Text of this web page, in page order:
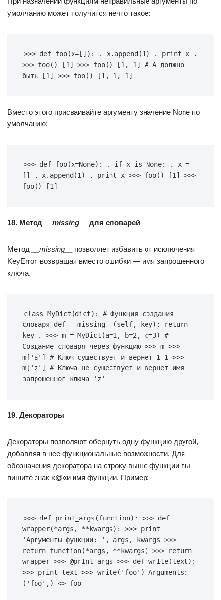
умолчанию может получится нечто такое:
>>> def foo(x=[]): . x.append(1) . print x .
>>> foo() [1] >>> foo() [1, 1] # А должно
быть [1] >>> foo() [1, 1, 1]
Вместо этого присваивайте аргументу значение None по
умолчанию:
>>> def foo(x=None): . if x is None: . x =
[] . x.append(1) . print x >>> foo() [1] >>>
foo() [1]
18. Метод __missing__ для словарей
Метод __missing__
позволяет избавить от исключения
KeyError, возвращая вместо ошибки — имя запрошенного
ключа.
class MyDict(dict): # Функция создания
словаря def __missing__(self, key): return
key . >>> m = MyDict(a=1, b=2, c=3) #
Создание словаря через функцию >>> m >>>
m['a'] # Ключ существует и вернет 1 1 >>>
m['z'] # Ключа не существует и вернет имя
запрошенног ключа 'z'
19. Декораторы
Декораторы позволяют обернуть одну функцию другой,
добавляя в нее функциональные возможности. Для
обозначения декоратора на строку выше функции вы
пишите знак «@«и имя функции. Пример:
>>> def print_args(function): >>> def
wrapper(*args, **kwargs): >>> print
'Аргументы функции: ', args, kwargs >>>
return function(*args, **kwargs) >>> return
wrapper >>> @print_args >>> def write(text):
>>> print text >>> write('foo') Arguments:
('foo',) <> foo